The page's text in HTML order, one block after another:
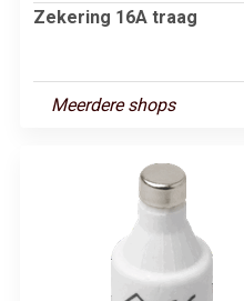
Zekering 16A traag
Meerdere shops